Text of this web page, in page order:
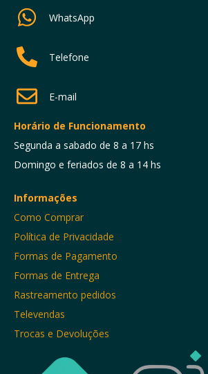
WhatsApp
Telefone
E-mail
Horário de Funcionamento
Segunda a sabado de 8 a 17 hs
Domingo e feriados de 8 a 14 hs
Informações
Como Comprar
Política de Privacidade
Formas de Pagamento
Formas de Entrega
Rastreamento pedidos
Televendas
Trocas e Devoluções